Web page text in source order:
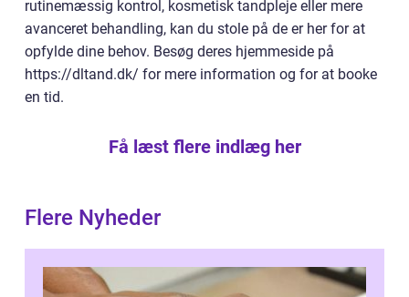
rutinemæssig kontrol, kosmetisk tandpleje eller mere
avanceret behandling, kan du stole på de er her for at
opfylde dine behov. Besøg deres hjemmeside på
https://dltand.dk/ for mere information og for at booke
en tid.
Få læst flere indlæg her
Flere Nyheder